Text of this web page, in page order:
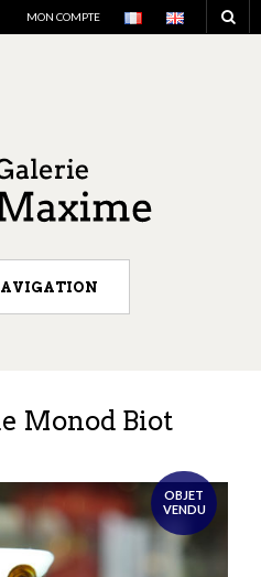
MON COMPTE
Monod Biot
OBJET
VENDU